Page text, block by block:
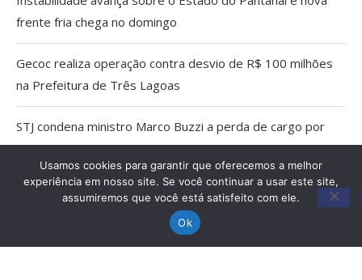
frente fria chega no domingo
Gecoc realiza operação contra desvio de R$ 100 milhões
na Prefeitura de Três Lagoas
STJ condena ministro Marco Buzzi a perda de cargo por
crimes sexuais
Apresentação teatral ensina sustentabilidade e
empreendedorismo para alunos de Anastácio
Usamos cookies para garantir que oferecemos a melhor
experiência em nosso site. Se você continuar a usar este site,
assumiremos que você está satisfeito com ele.
Ok